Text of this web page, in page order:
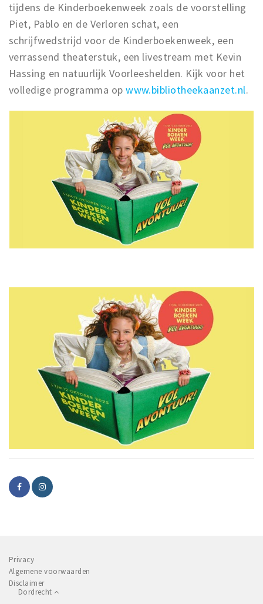
tijdens de Kinderboekenweek zoals de voorstelling
Piet, Pablo en de Verloren schat, een
schrijfwedstrijd voor de Kinderboekenweek, een
verrassend theaterstuk, een livestream met Kevin
Hassing en natuurlijk Voorleeshelden. Kijk voor het
volledige programma opwww.bibliotheekaanzet.nl.
Privacy
Algemene voorwaarden
Disclaimer
Dordrecht